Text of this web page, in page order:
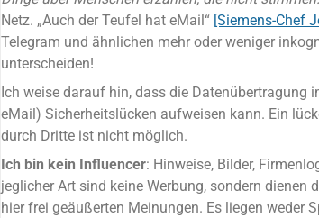
Netz. „Auch der Teufel hat eMail“ [Siemens-Chef
Telegram und ähnlichen mehr oder weniger
unterscheiden!
Ich weise darauf hin, dass die Datenübertragung
eMail) Sicherheitslücken aufweisen kann. Ein
durch Dritte ist nicht möglich.
Ich bin kein Influencer: Hinweise, Bilder,
jeglicher Art sind keine Werbung, sondern
hier frei geäußerten Meinungen. Es liegen weder